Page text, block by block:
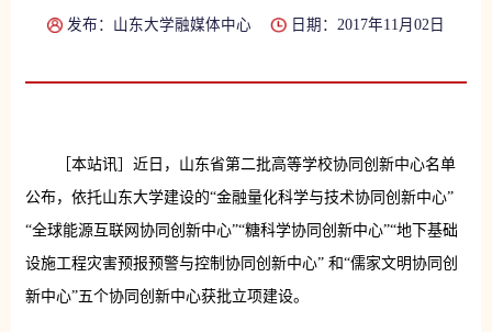
发布：山东大学融媒体中心 日期：2017年11月02日
［本站讯］近日，山东省第二批高等学校协同创新中心名单
公布，依托山东大学建设的“金融量化科学与技术协同创新中心”
“全球能源互联网协同创新中心”“糖科学协同创新中心”“地下基础
设施工程灾害预报预警与控制协同创新中心” 和“儒家文明协同创
新中心”五个协同创新中心获批立项建设。